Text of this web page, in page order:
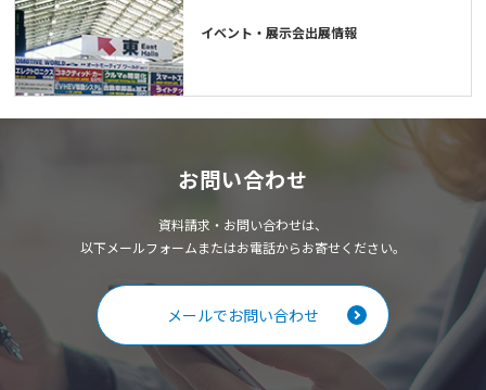
イベント・展示会出展情報
お問い合わせ
資料請求・お問い合わせは、
以下メールフォームまたはお電話からお寄せください。
メールでお問い合わせ